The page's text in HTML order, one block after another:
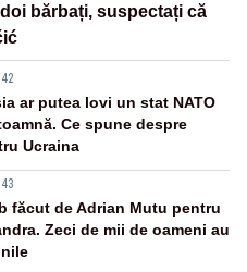
bărbați, suspectați că
ar putea lovi un stat NATO
Ce spune despre
Ucraina
făcut de Adrian Mutu pentru
Zeci de mii de oameni au